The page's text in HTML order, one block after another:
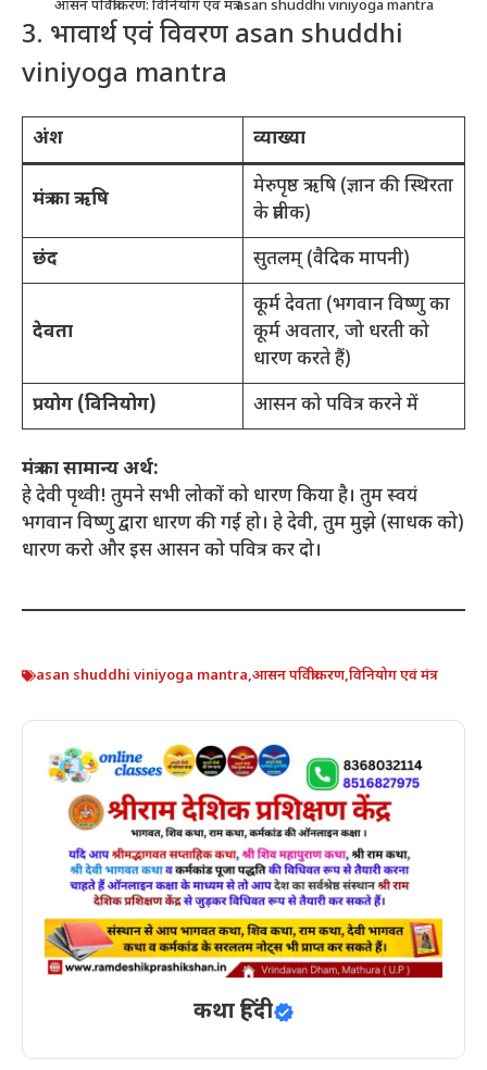
आसन पवित्रीकरण: विनियोग एवं मंत्र asan shuddhi viniyoga mantra
3. भावार्थ एवं विवरण asan shuddhi
viniyoga mantra
अंश व्याख्या
मंत्र का ऋषि
मेरुपृष्ठ ऋषि (ज्ञान की स्थिरता
के प्रतीक)
छंद
सुतलम् (वैदिक मापनी)
देवता
कूर्म देवता (भगवान विष्णु का
कूर्म अवतार, जो धरती को
धारण करते हैं)
प्रयोग (विनियोग)
आसन को पवित्र करने में
मंत्र का सामान्य अर्थ:
हे देवी पृथ्वी! तुमने सभी लोकों को धारण किया है। तुम स्वयं
भगवान विष्णु द्वारा धारण की गई हो। हे देवी, तुम मुझे (साधक को)
धारण करो और इस आसन को पवित्र कर दो।
asan shuddhi viniyoga mantra,आसन पवित्रीकरण,विनियोग एवं मंत्र
कथा हिंदी